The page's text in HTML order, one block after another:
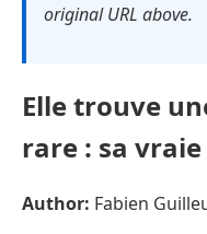
original URL above.
Elle trouve
rare : sa
Author: Fabien